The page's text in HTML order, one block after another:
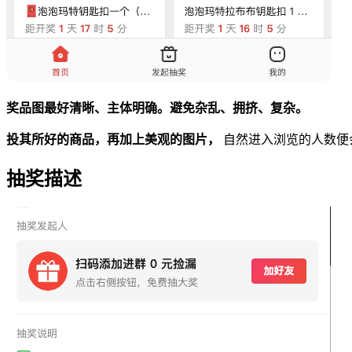
奖品图最好清晰、主体明确。避免杂乱、拥挤、复杂。
投其所好的商品，再加上美观的图片， 自然进入浏览的人数便
抽奖描述